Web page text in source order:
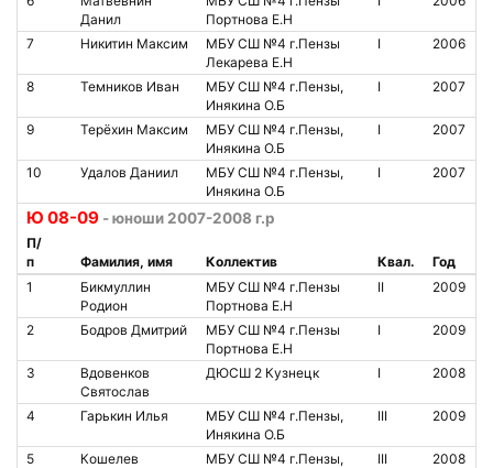
Данил
Портнова Е.Н
7 Никитин Максим
МБУ СШ №4 г.Пензы
Лекарева Е.Н
I 2006
8 Темников Иван
МБУ СШ №4 г.Пензы,
Инякина О.Б
I 2007
9 Терёхин Максим
МБУ СШ №4 г.Пензы,
Инякина О.Б
I 2007
10 Удалов Даниил
МБУ СШ №4 г.Пензы,
Инякина О.Б
I 2007
Ю 08-09 - юноши 2007-2008 г.р
П/
п
Фамилия, имя Коллектив Квал.
Год
1
Бикмуллин
Родион
МБУ СШ №4 г.Пензы
Портнова Е.Н
II 2009
2 Бодров Дмитрий
МБУ СШ №4 г.Пензы
Портнова Е.Н
I 2009
3
Вдовенков
Святослав
ДЮСШ 2 Кузнецк I 2008
4 Гарькин Илья
МБУ СШ №4 г.Пензы,
Инякина О.Б
III 2009
5
Кошелев
МБУ СШ №4 г.Пензы,
III 2008